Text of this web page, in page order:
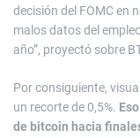
decisión del FOMC en
malos datos del
año”, proyectó sobre
Por consiguiente,
un recorte de 0,5%.
de bitcoin hacia